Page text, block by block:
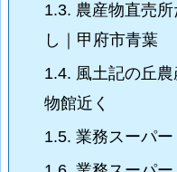
1.3. 農産物直売
し｜甲府市青葉
1.4. 風土記の丘
物館近く
1.5. 業務スーパ